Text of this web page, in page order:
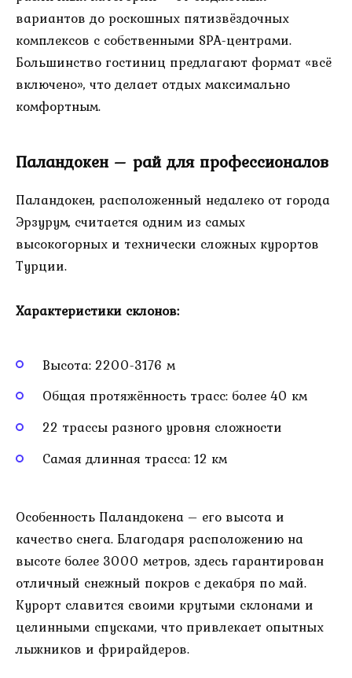
вариантов до роскошных пятизвёздочных
комплексов с собственными SPA-центрами.
Большинство гостиниц предлагают формат «всё
включено», что делает отдых максимально
комфортным.
Паландокен – рай для профессионалов
Паландокен, расположенный недалеко от города
Эрзурум, считается одним из самых
высокогорных и технически сложных курортов
Турции.
Характеристики склонов:
Высота: 2200-3176 м
Общая протяжённость трасс: более 40 км
22 трассы разного уровня сложности
Самая длинная трасса: 12 км
Особенность Паландокена – его высота и
качество снега. Благодаря расположению на
высоте более 3000 метров, здесь гарантирован
отличный снежный покров с декабря по май.
Курорт славится своими крутыми склонами и
целинными спусками, что привлекает опытных
лыжников и фрирайдеров.